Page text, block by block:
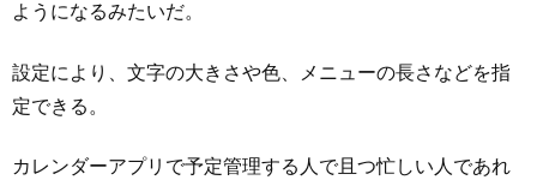
ようになるみたいだ。
設定により、文字の大きさや色、メニューの長さなどを指
定できる。
カレンダーアプリで予定管理する人で且つ忙しい人であれ